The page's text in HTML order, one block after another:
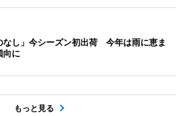
なし」今シーズン初出荷 今年は雨に恵ま
向に
もっと見る